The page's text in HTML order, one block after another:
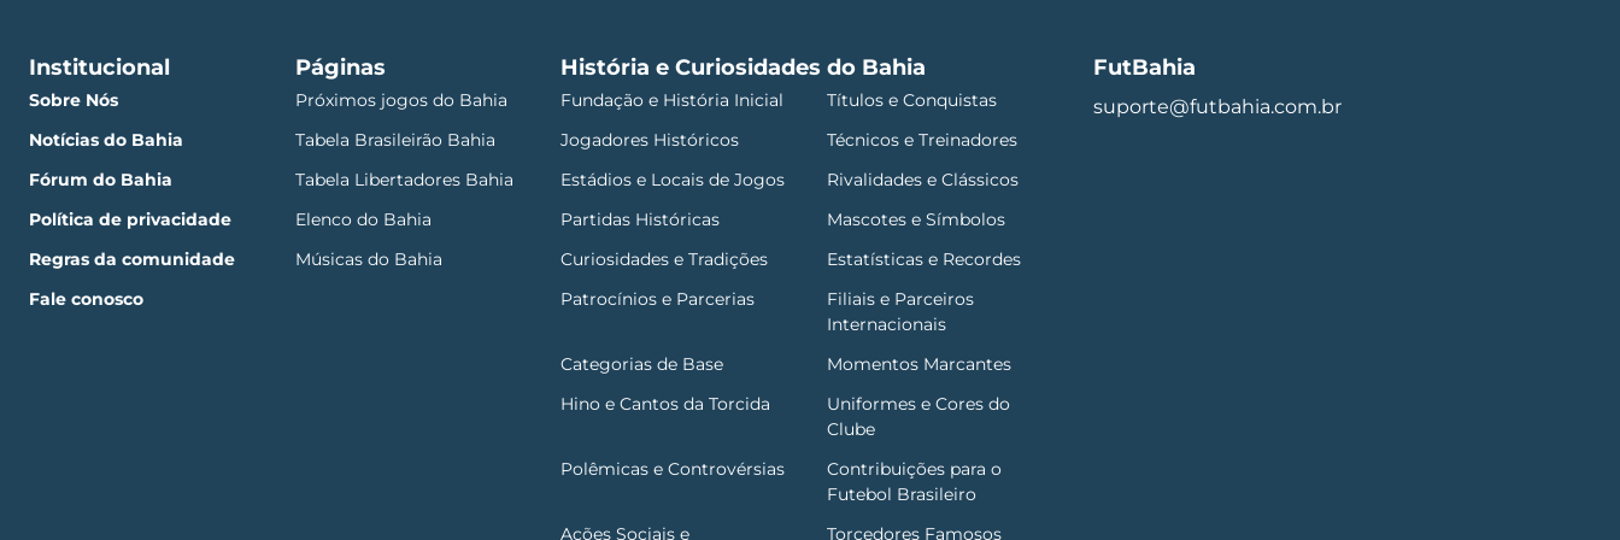
Institucional
Sobre Nós
Notícias do Bahia
Fórum do Bahia
Política de privacidade
Regras da comunidade
Fale conosco
Páginas
Próximos jogos do Bahia
Tabela Brasileirão Bahia
Tabela Libertadores Bahia
Elenco do Bahia
Músicas do Bahia
História e Curiosidades do Bahia
Fundação e História Inicial
Títulos e Conquistas
Jogadores Históricos
Técnicos e Treinadores
Estádios e Locais de Jogos
Rivalidades e Clássicos
Partidas Históricas
Mascotes e Símbolos
Curiosidades e Tradições
Estatísticas e Recordes
Patrocínios e Parcerias
Filiais e Parceiros
Internacionais
Categorias de Base
Momentos Marcantes
Hino e Cantos da Torcida
Uniformes e Cores do
Clube
Polêmicas e Controvérsias
Contribuições para o
Futebol Brasileiro
Ações Sociais e
Torcedores Famosos
FutBahia
suporte@futbahia.com.br